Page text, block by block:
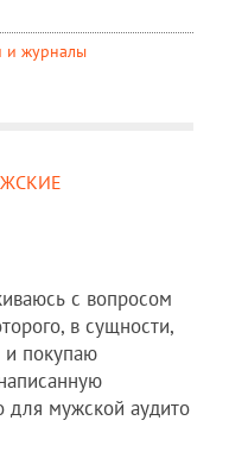
и журналы
с вопросом
в сущности,
и покупаю
мужской аудито